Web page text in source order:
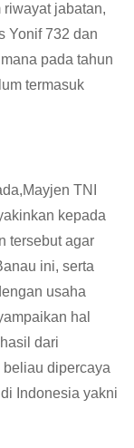
jabatan,
Yonif 732 dan
pada tahun
termasuk
TNI
kepada
tersebut agar
ini, serta
usaha
hal
dari
beliau dipercaya
Indonesia yakni